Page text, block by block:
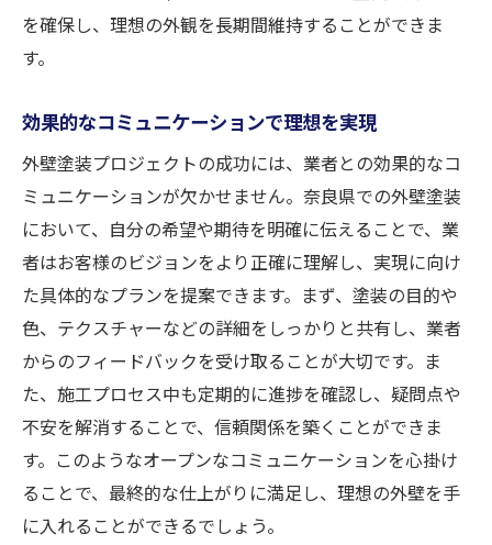
を確保し、理想の外観を長期間維持することができま
す。
効果的なコミュニケーションで理想を実現
外壁塗装プロジェクトの成功には、業者との効果的なコ
ミュニケーションが欠かせません。奈良県での外壁塗装
において、自分の希望や期待を明確に伝えることで、業
者はお客様のビジョンをより正確に理解し、実現に向け
た具体的なプランを提案できます。まず、塗装の目的や
色、テクスチャーなどの詳細をしっかりと共有し、業者
からのフィードバックを受け取ることが大切です。ま
た、施工プロセス中も定期的に進捗を確認し、疑問点や
不安を解消することで、信頼関係を築くことができま
す。このようなオープンなコミュニケーションを心掛け
ることで、最終的な仕上がりに満足し、理想の外壁を手
に入れることができるでしょう。